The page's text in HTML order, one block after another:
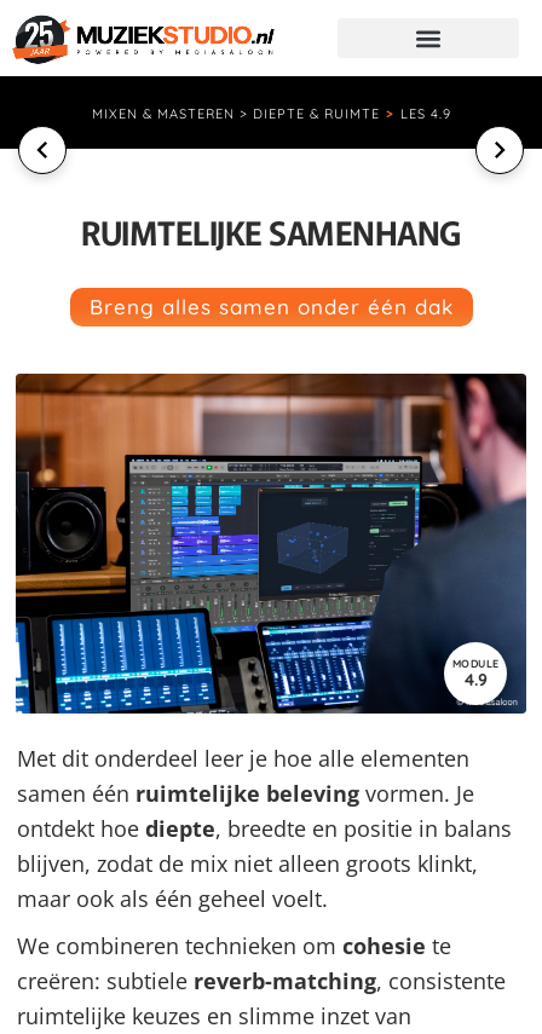
MIXEN & MASTEREN > DIEPTE & RUIMTE > LES 4.9
RUIMTELIJKE SAMENHANG
Breng alles samen onder één dak
Met dit onderdeel leer je hoe alle elementen
samen één ruimtelijke beleving vormen. Je
ontdekt hoediepte, breedte en positie in balans
blijven, zodat de mix niet alleen groots klinkt,
maar ook als één geheel voelt.
We combineren technieken omcohesie te
creëren: subtiele reverb-matching, consistente
ruimtelijke keuzes en slimme inzet van
MODULE
4.9